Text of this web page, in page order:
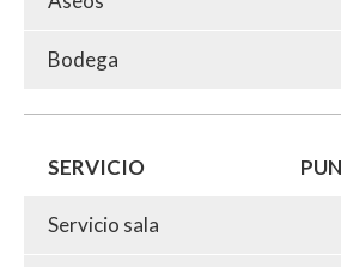
Bodega
SERVICIO
Servicio sala